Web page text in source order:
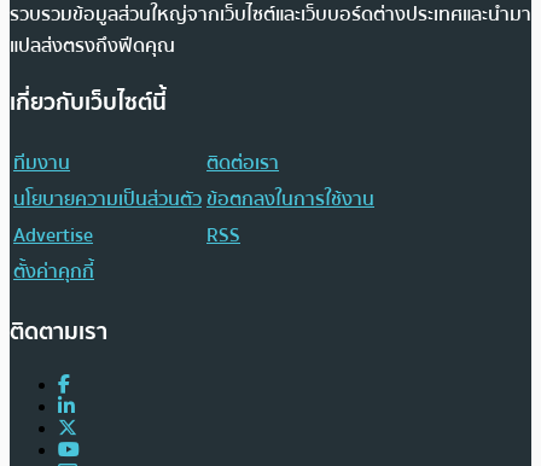
รวบรวมข้อมูลส่วนใหญ่จากเว็บไซต์และเว็บบอร์ดต่างประเทศและนำมา
แปลส่งตรงถึงฟีดคุณ
เกี่ยวกับเว็บไซต์นี้
ทีมงาน
ติดต่อเรา
นโยบายความเป็นส่วนตัวข้อตกลงในการใช้งาน
Advertise
RSS
ตั้งค่าคุกกี้
ติดตามเรา